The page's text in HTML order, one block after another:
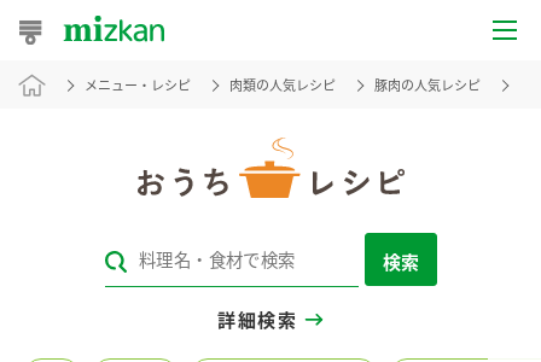
おうちレシピ
レシピカテゴリ一覧
メニュー・レシピ 肉類の人気レシピ 豚肉の人気レシピ
検索
詳細検索